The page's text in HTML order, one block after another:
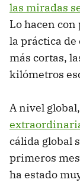
las miradas
Lo hacen
la práctica de
más cortas,
kilómetros
A nivel
cálida global
primeros
ha estado